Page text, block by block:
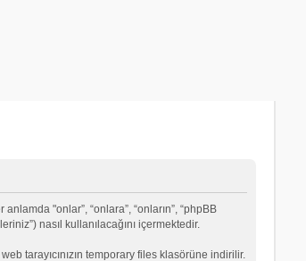
"onlar”, “onlara”, “onların”, “phpBB
nasıl kullanılacağını içermektedir.
tarayıcınızın temporary files klasörüne indirilir.